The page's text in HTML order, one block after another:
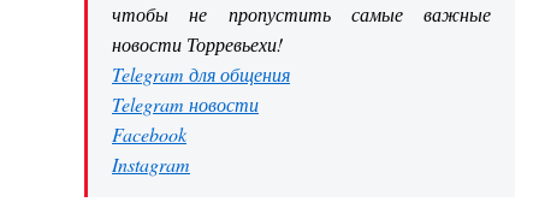
чтобы не пропустить самые важные
новости Торревьехи!
Telegram для общения
Telegram новости
Facebook
Instagram